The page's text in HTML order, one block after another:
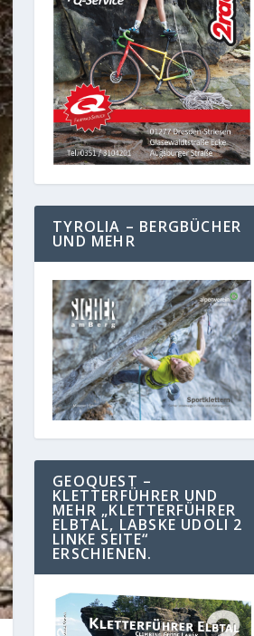
TYROLIA – BERGBÜCHER
UND MEHR
GEOQUEST –
KLETTERFÜHRER UND
MEHR „KLETTERFÜHRER
ELBTAL, LABSKE UDOLI 2
LINKE SEITE“
ERSCHIENEN.